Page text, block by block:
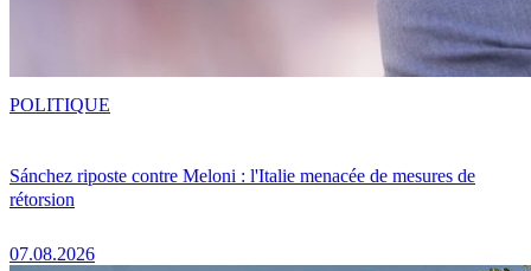
Sánchez riposte contre Meloni : l'Italie menacée de mesures de
rétorsion
07.08.2026
POLITIQUE